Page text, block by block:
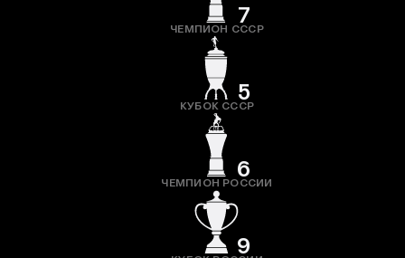
7
ЧЕМПИОН СССР
5
КУБОК СССР
6
ЧЕМПИОН РОССИИ
9